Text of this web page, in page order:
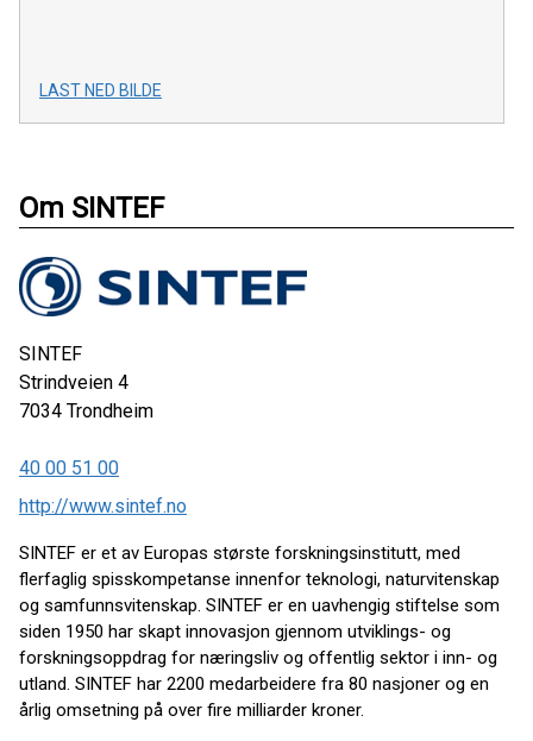
LAST NED BILDE
Om SINTEF
SINTEF
Strindveien 4
7034 Trondheim
40 00 51 00
http://www.sintef.no
SINTEF er et av Europas største forskningsinstitutt, med
flerfaglig spisskompetanse innenfor teknologi, naturvitenskap
og samfunnsvitenskap. SINTEF er en uavhengig stiftelse som
siden 1950 har skapt innovasjon gjennom utviklings- og
forskningsoppdrag for næringsliv og offentlig sektor i inn- og
utland. SINTEF har 2200 medarbeidere fra 80 nasjoner og en
årlig omsetning på over fire milliarder kroner.